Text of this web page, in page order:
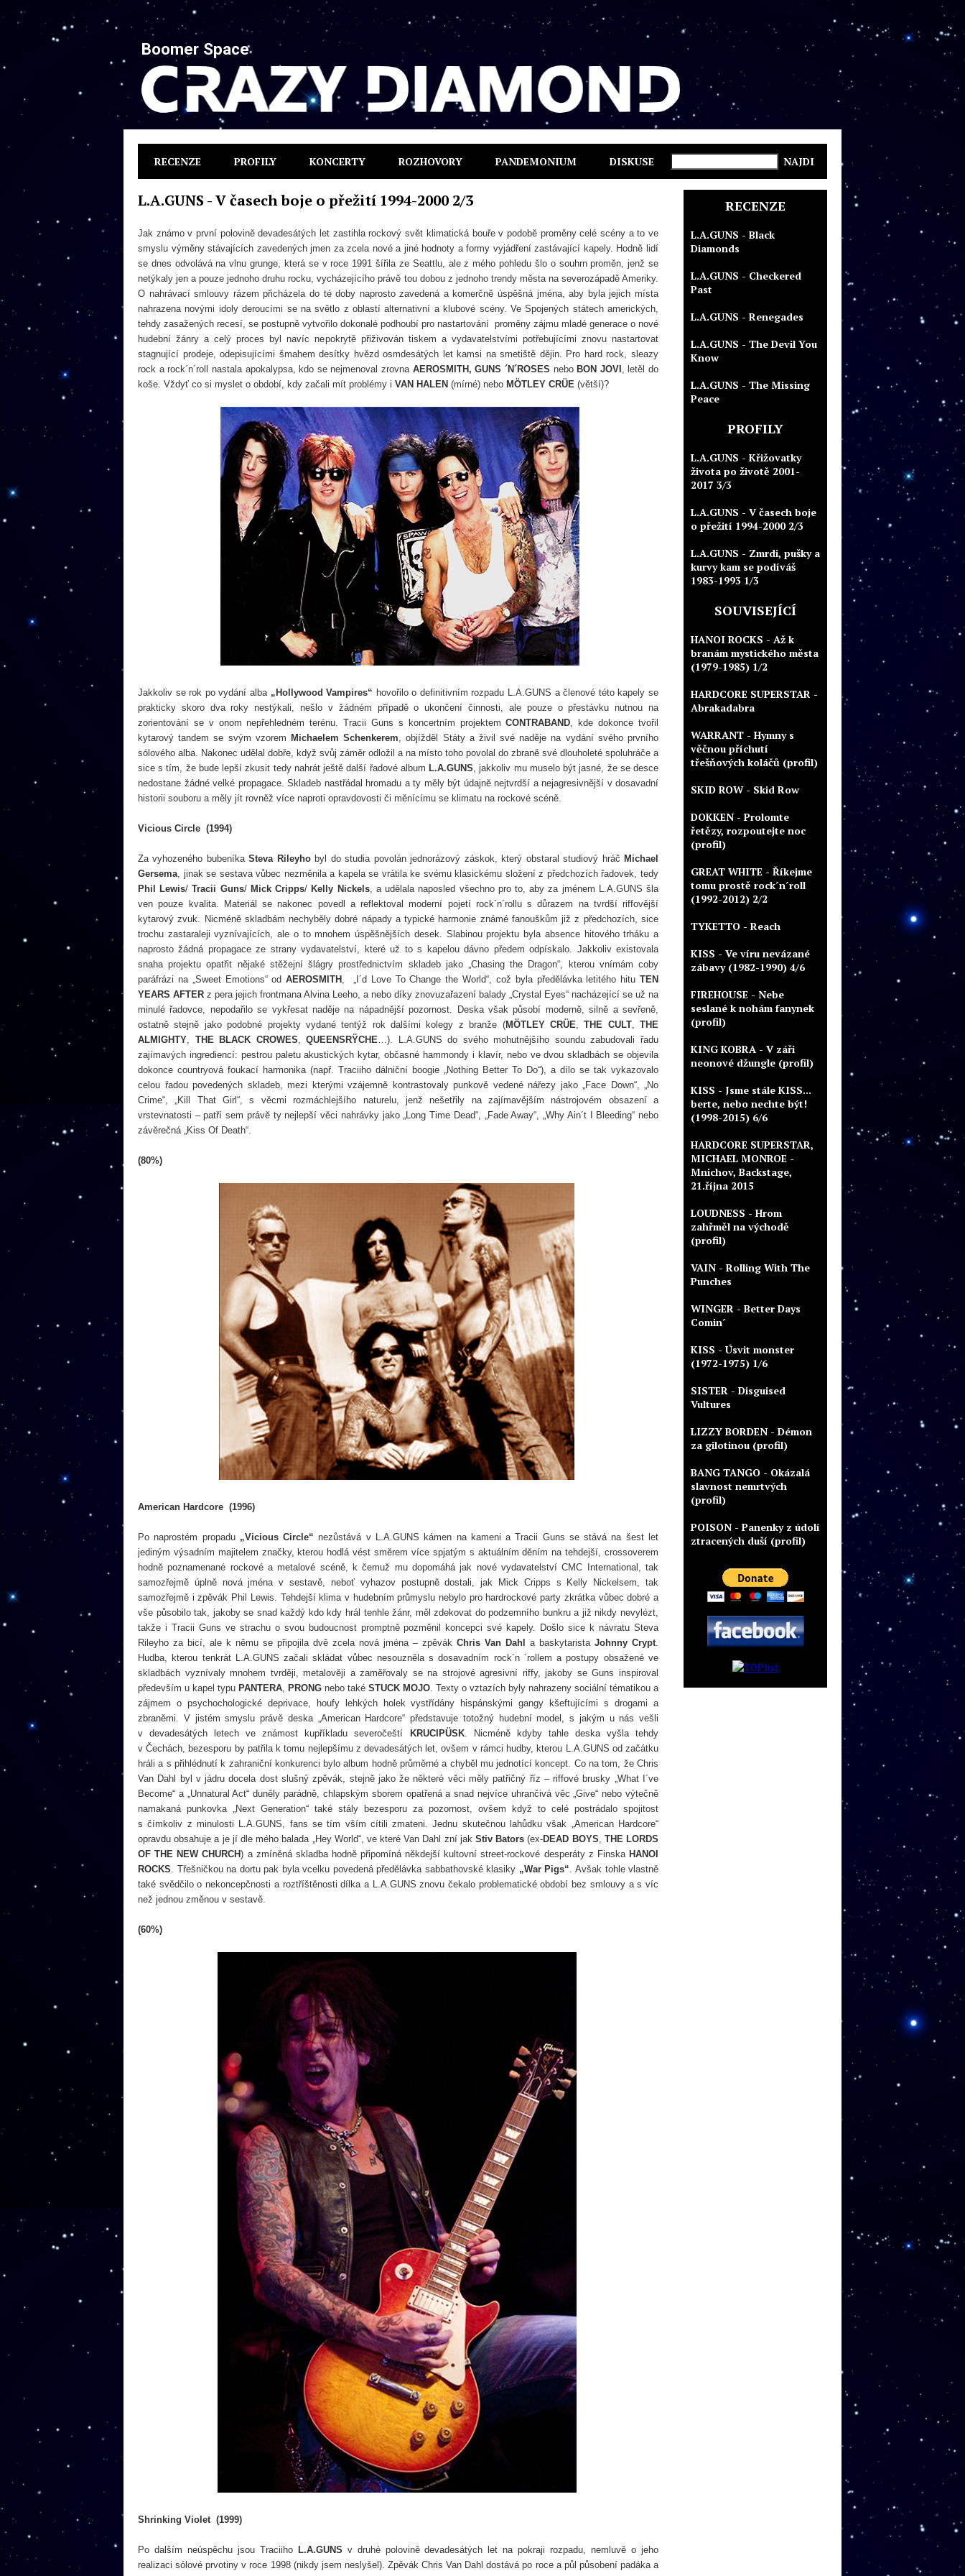
Boomer Space
RECENZE PROFILY KONCERTY ROZHOVORY PANDEMONIUM DISKUSE
L.A.GUNS - V časech boje o přežití 1994-2000 2/3
Jak známo v první polovině devadesátých let zastihla rockový svět klimatická bouře v podobě proměny celé scény a to ve
smyslu výměny stávajících zavedených jmen za zcela nové a jiné hodnoty a formy vyjádření zastávající kapely. Hodně lidí
se dnes odvolává na vlnu grunge, která se v roce 1991 šířila ze Seattlu, ale z mého pohledu šlo o souhrn proměn, jenž se
netýkaly jen a pouze jednoho druhu rocku, vycházejícího právě tou dobou z jednoho trendy města na severozápadě Ameriky.
O nahrávací smlouvy rázem přicházela do té doby naprosto zavedená a komerčně úspěšná jména, aby byla jejich místa
nahrazena novými idoly deroucími se na světlo z oblastí alternativní a klubové scény. Ve Spojených státech amerických,
tehdy zasažených recesí, se postupně vytvořilo dokonalé podhoubí pro nastartování proměny zájmu mladé generace o nové
hudební žánry a celý proces byl navíc nepokrytě přiživován tiskem a vydavatelstvími potřebujícími znovu nastartovat
stagnující prodeje, odepisujícími šmahem desítky hvězd osmdesátých let kamsi na smetiště dějin. Pro hard rock, sleazy
rock a rock´n´roll nastala apokalypsa, kdo se nejmenoval zrovna AEROSMITH, GUNS ´N´ROSES nebo BON JOVI , letěl do
koše. Vždyť co si myslet o období, kdy začali mít problémy i VAN HALEN (mírné) nebo MÖTLEY CRÜE (větší)?
Jakkoliv se rok po vydání alba „Hollywood Vampires“ hovořilo o definitivním rozpadu L.A.GUNS a členové této kapely se
prakticky skoro dva roky nestýkali, nešlo v žádném případě o ukončení činnosti, ale pouze o přestávku nutnou na
zorientování se v onom nepřehledném terénu. Tracii Guns s koncertním projektemCONTRABAND, kde dokonce tvořil
kytarový tandem se svým vzorem Michaelem Schenkerem, objížděl Státy a živil své naděje na vydání svého prvního
sólového alba. Nakonec udělal dobře, když svůj záměr odložil a na místo toho povolal do zbraně své dlouholeté spoluhráče a
sice s tím, že bude lepší zkusit tedy nahrát ještě další řadové album L.A.GUNS, jakkoliv mu muselo být jasné, že se desce
nedostane žádné velké propagace. Skladeb nastřádal hromadu a ty měly být údajně nejtvrdší a nejagresivnější v dosavadní
historii souboru a měly jít rovněž více naproti opravdovosti či měnícímu se klimatu na rockové scéně.
Vicious Circle (1994)
Za vyhozeného bubeníkaSteva Rileyhobyl do studia povolán jednorázový záskok, který obstaral studiový hráč Michael
Gersema, jinak se sestava vůbec nezměnila a kapela se vrátila ke svému klasickému složení z předchozích řadovek, tedy
Phil Lewis/Tracii Guns/ Mick Cripps/ Kelly Nickels, a udělala naposled všechno pro to, aby za jménem L.A.GUNS šla
ven pouze kvalita. Materiál se nakonec povedl a reflektoval moderní pojetí rock´n´rollu s důrazem na tvrdší riffovější
kytarový zvuk. Nicméně skladbám nechyběly dobré nápady a typické harmonie známé fanouškům již z předchozích, sice
trochu zastaraleji vyznívajících, ale o to mnohem úspěšnějších desek. Slabinou projektu byla absence hitového trháku a
naprosto žádná propagace ze strany vydavatelství, které už to s kapelou dávno předem odpískalo. Jakkoliv existovala
snaha projektu opatřit nějaké stěžejní šlágry prostřednictvím skladeb jako „Chasing the Dragon“, kterou vnímám coby
paráfrázi na „Sweet Emotions“ odAEROSMITH , „I´d Love To Change the World“, což byla předělávka letitého hituTEN
YEARS AFTER z pera jejich frontmana Alvina Leeho, a nebo díky znovuzařazení balady „Crystal Eyes“ nacházející se už na
minulé řadovce, nepodařilo se vykřesat naděje na nápadnější pozornost. Deska však působí moderně, silně a sevřeně,
ostatně stejně jako podobné projekty vydané tentýž rok dalšími kolegy z branže (MÖTLEY CRÜE,THE CULT, THE
ALMIGHTY, THE BLACK CROWES, QUEENSRŸCHE…). L.A.GUNS do svého mohutnějšího soundu zabudovali řadu
zajímavých ingrediencí: pestrou paletu akustických kytar, občasné hammondy i klavír, nebo ve dvou skladbách se objevila
dokonce countryová foukací harmonika (např. Traciiho dálniční boogie „Nothing Better To Do“), a dílo se tak vykazovalo
celou řadou povedených skladeb, mezi kterými vzájemně kontrastovaly punkově vedené nářezy jako „Face Down“, „No
Crime“, „Kill That Girl“, s věcmi rozmáchlejšího naturelu, jenž nešetřily na zajímavějším nástrojovém obsazení a
vrstevnatosti – patří sem právě ty nejlepší věci nahrávky jako „Long Time Dead“, „Fade Away“, „Why Ain´t I Bleeding“ nebo
závěrečná „Kiss Of Death“.
(80%)
American Hardcore (1996)
Po naprostém propadu„Vicious Circle“ nezůstává v L.A.GUNS kámen na kameni a Tracii Guns se stává na šest let
jediným výsadním majitelem značky, kterou hodlá vést směrem více spjatým s aktuálním děním na tehdejší, crossoverem
hodně poznamenané rockové a metalové scéně, k čemuž mu dopomáhá jak nové vydavatelství CMC International, tak
samozřejmě úplně nová jména v sestavě, neboť vyhazov postupně dostali, jak Mick Cripps s Kelly Nickelsem, tak
samozřejmě i zpěvák Phil Lewis. Tehdejší klima v hudebním průmyslu nebylo pro hardrockové party zkrátka vůbec dobré a
vše působilo tak, jakoby se snad každý kdo kdy hrál tenhle žánr, měl zdekovat do podzemního bunkru a již nikdy nevylézt,
takže i Tracii Guns ve strachu o svou budoucnost promptně pozměnil koncepci své kapely. Došlo sice k návratu Steva
Rileyho za bicí, ale k němu se připojila dvě zcela nová jména – zpěvák Chris Van Dahl a baskytarista Johnny Crypt.
Hudba, kterou tenkrát L.A.GUNS začali skládat vůbec nesouzněla s dosavadním rock´n ´rollem a postupy obsažené ve
skladbách vyznívaly mnohem tvrději, metalověji a zaměřovaly se na strojové agresivní riffy, jakoby se Guns inspiroval
především u kapel typu PANTERA, PRONG nebo také STUCK MOJO. Texty o vztazích byly nahrazeny sociální tématikou a
zájmem o psychochologické deprivace, houfy lehkých holek vystřídány hispánskými gangy kšeftujícími s drogami a
zbraněmi. V jistém smyslu právě deska „American Hardcore“ představuje totožný hudební model, s jakým u nás vešli
v devadesátých letech ve známost kupříkladu severočeští
KRUCIPÜSK. Nicméně kdyby tahle deska vyšla tehdy
v Čechách, bezesporu by patřila k tomu nejlepšímu z devadesátých let, ovšem v rámci hudby, kterou L.A.GUNS od začátku
hráli a s přihlédnutí k zahraniční konkurenci bylo album hodně průměrné a chyběl mu jednotící koncept. Co na tom, že Chris
Van Dahl byl v jádru docela dost slušný zpěvák, stejně jako že některé věci měly patřičný říz – riffové brusky „What I´ve
Become“ a „Unnatural Act“ duněly parádně, chlapským sborem opatřená a snad nejvíce uhrančivá věc „Give“ nebo výtečně
namakaná punkovka „Next Generation“ také stály bezesporu za pozornost, ovšem když to celé postrádalo spojitost
s čímkoliv z minulosti L.A.GUNS, fans se tím vším cítili zmateni. Jednu skutečnou lahůdku však „American Hardcore“
opravdu obsahuje a je jí dle mého balada „Hey World“, ve které Van Dahl zní jakStiv Bators (ex-DEAD BOYS, THE LORDS
OF THE NEW CHURCH) a zmíněná skladba hodně připomíná někdejší kultovní street-rockové desperáty z Finska HANOI
ROCKS. Třešničkou na dortu pak byla vcelku povedená předělávka sabbathovské klasiky „War Pigs“. Avšak tohle vlastně
také svědčilo o nekoncepčnosti a roztříštěnosti dílka a L.A.GUNS znovu čekalo problematické období bez smlouvy a s víc
než jednou změnou v sestavě.
(60%)
Shrinking Violet (1999)
Po dalším neúspěchu jsou Traciiho L.A.GUNS v druhé polovině devadesátých let na pokraji rozpadu, nemluvě o jeho
realizaci sólové prvotiny v roce 1998 (nikdy jsem neslyšel). Zpěvák Chris Van Dahl dostává po roce a půl působení padáka a
RECENZE
L.A.GUNS - Black
Diamonds
L.A.GUNS - Checkered
Past
L.A.GUNS - Renegades
L.A.GUNS - The Devil You
Know
L.A.GUNS - The Missing
Peace
PROFILY
L.A.GUNS - Křižovatky
života po životě 2001-
2017 3/3
L.A.GUNS - V časech boje
o přežití 1994-2000 2/3
L.A.GUNS - Zmrdi, pušky a
kurvy kam se podíváš
1983-1993 1/3
SOUVISEJÍCÍ
HANOI ROCKS - Až k
branám mystického města
(1979-1985) 1/2
HARDCORE SUPERSTAR -
Abrakadabra
WARRANT - Hymny s
věčnou příchutí
třešňových koláčů (profil)
SKID ROW - Skid Row
DOKKEN - Prolomte
řetězy, rozpoutejte noc
(profil)
GREAT WHITE - Říkejme
tomu prostě rock´n´roll
(1992-2012) 2/2
TYKETTO - Reach
KISS - Ve víru nevázané
zábavy (1982-1990) 4/6
FIREHOUSE - Nebe
seslané k nohám fanynek
(profil)
KING KOBRA - V záři
neonové džungle (profil)
KISS - Jsme stále KISS...
berte, nebo nechte být!
(1998-2015) 6/6
HARDCORE SUPERSTAR,
MICHAEL MONROE -
Mnichov, Backstage,
21.října 2015
LOUDNESS - Hrom
zahřměl na východě
(profil)
VAIN - Rolling With The
Punches
WINGER - Better Days
Comin´
KISS - Úsvit monster
(1972-1975) 1/6
SISTER - Disguised
Vultures
LIZZY BORDEN - Démon
za gilotinou (profil)
BANG TANGO - Okázalá
slavnost nemrtvých
(profil)
POISON - Panenky z údolí
ztracených duší (profil)